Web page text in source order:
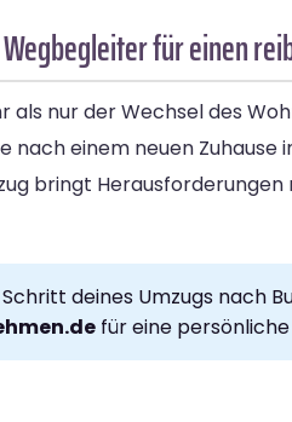
für einen
nur der Wechsel des
einem neuen
bringt Herausforderungen
deines Umzugs nach
für eine